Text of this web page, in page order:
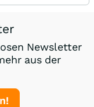
Newsletter
aus der